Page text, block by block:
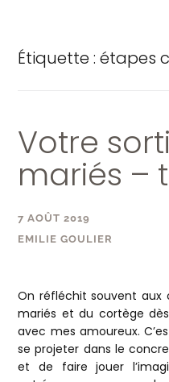
principal
Étiquette :étapes
Votre
mariés –
7 AOÛT 2019
EMILIE GOULIER
On réfléchit souvent aux
mariés et du cortège
avec mes amoureux.
se projeter dans le
et de faire jouer